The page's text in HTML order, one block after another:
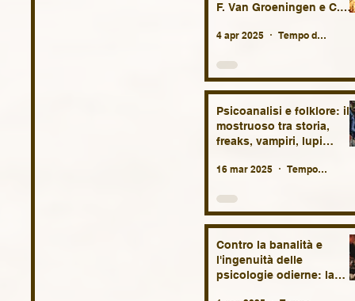
F. Van Groeningen e C.
4 apr 2025 Tempo di lettura: 6 min
Psicoanalisi e folklore: il
mostruoso tra storia,
freaks, vampiri, lupi
fantasmi, diavoli e altri
16 mar 2025 Tempo di lettura: 29 min
Contro la banalità e
l'ingenuità delle
psicologie odierne: la